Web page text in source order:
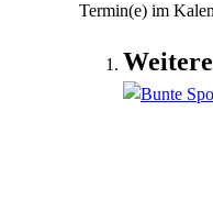
Termin(e) im